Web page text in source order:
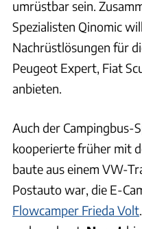
umrüstbar sein.
Spezialisten Qinomic
Nachrüstlösungen für
Peugeot Expert, Fiat
anbieten.
Auch der Campingbus-
kooperierte früher mit
baute aus einem VW-
Postauto war, die E-
Flowcamper Frieda Volt